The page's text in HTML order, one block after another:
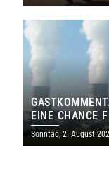
EINE CHANCE
SAARLAND
Sonntag, 2. August